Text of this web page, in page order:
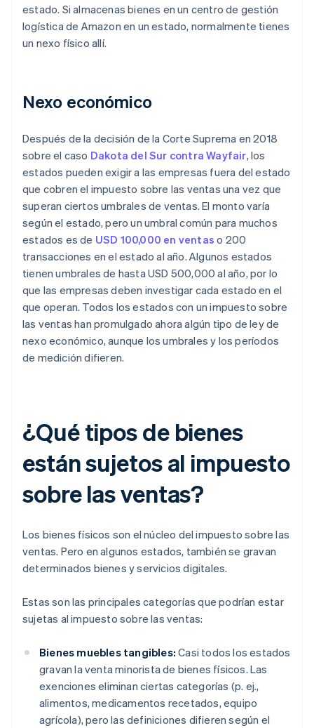
estado. Si almacenas bienes en un centro de gestión
logística de Amazon en un estado, normalmente tienes
un nexo físico allí.
Nexo económico
Después de la decisión de la Corte Suprema en 2018
sobre el caso Dakota del Sur contra Wayfair, los
estados pueden exigir a las empresas fuera del estado
que cobren el impuesto sobre las ventas una vez que
superan ciertos umbrales de ventas. El monto varía
según el estado, pero un umbral común para muchos
estados es de USD 100,000 en ventas o 200
transacciones en el estado al año. Algunos estados
tienen umbrales de hasta USD 500,000 al año, por lo
que las empresas deben investigar cada estado en el
que operan. Todos los estados con un impuesto sobre
las ventas han promulgado ahora algún tipo de ley de
nexo económico, aunque los umbrales y los períodos
de medición difieren.
¿Qué tipos de bienes
están sujetos al impuesto
sobre las ventas?
Los bienes físicos son el núcleo del impuesto sobre las
ventas. Pero en algunos estados, también se gravan
determinados bienes y servicios digitales.
Estas son las principales categorías que podrían estar
sujetas al impuesto sobre las ventas:
Bienes muebles tangibles: Casi todos los estados
gravan la venta minorista de bienes físicos. Las
exenciones eliminan ciertas categorías (p. ej.,
alimentos, medicamentos recetados, equipo
agrícola), pero las definiciones difieren según el